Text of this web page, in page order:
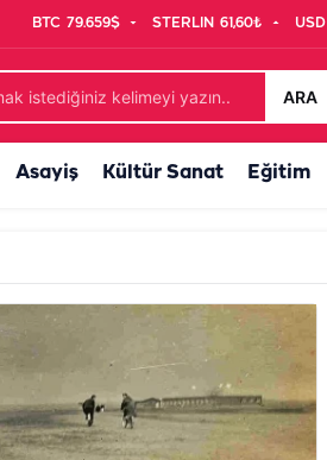
BTC 79.659$ STERLIN 61,60₺ USD
ARA
Asayiş Kültür Sanat Eğitim